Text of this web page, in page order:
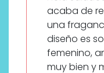
acaba de
una
diseño es
femenino,
muy bien y